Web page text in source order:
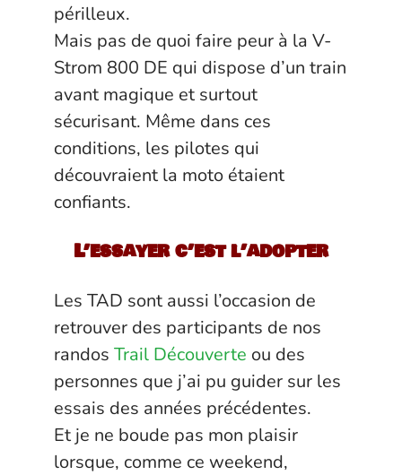
périlleux.
Mais pas de quoi faire peur à la V-
Strom 800 DE qui dispose d’un train
avant magique et surtout
sécurisant. Même dans ces
conditions, les pilotes qui
découvraient la moto étaient
confiants.
L’essayer c’est l’adopter
Les TAD sont aussi l’occasion de
retrouver des participants de nos
randos Trail Découverte ou des
personnes que j’ai pu guider sur les
essais des années précédentes.
Et je ne boude pas mon plaisir
lorsque, comme ce weekend,